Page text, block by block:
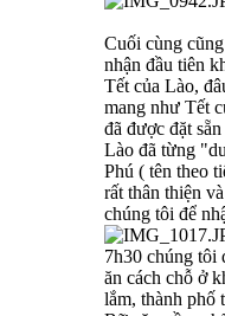
Cuối cùng
nhận đầu tiên
Tết của Lào,
mang như Tết
đã được đặt
Lào đã từng
Phú ( tên theo
rất thân thiện
chúng tôi để
7h30 chúng tôi
ăn cách chỗ ở
lắm, thành phố